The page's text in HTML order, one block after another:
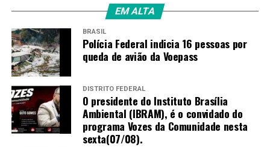
EM ALTA
BRASIL
Polícia Federal indicia 16 pessoas por
queda de avião da Voepass
DISTRITO FEDERAL
O presidente do Instituto Brasília
Ambiental (IBRAM), é o convidado do
programa Vozes da Comunidade nesta
sexta(07/08).